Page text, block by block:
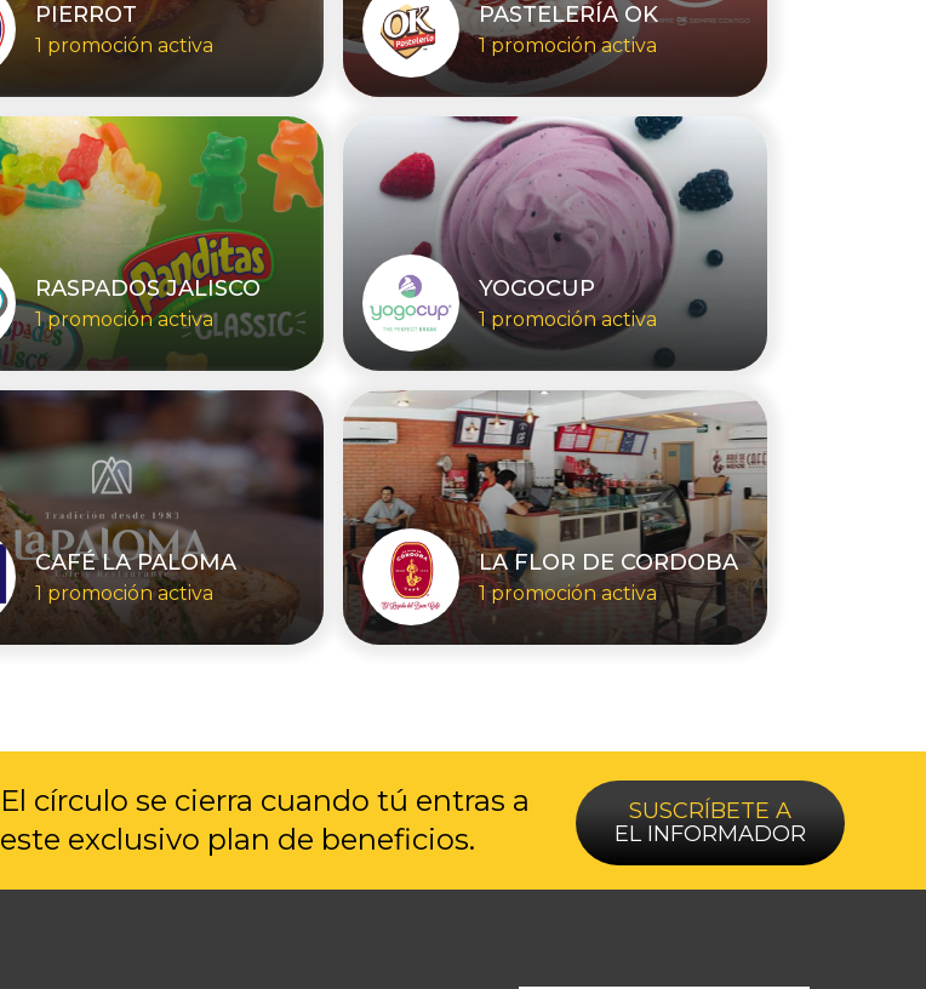
PIERROT
1 promoción activa
PASTELERÍA OK
1 promoción activa
RASPADOS JALISCO
1 promoción activa
YOGOCUP
1 promoción activa
CAFÉ LA PALOMA
1 promoción activa
LA FLOR DE CORDOBA
1 promoción activa
El círculo se cierra cuando tú entras a
este exclusivo plan de beneficios.
SUSCRÍBETE A
EL INFORMADOR